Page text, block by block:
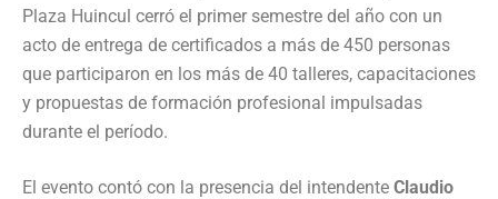
Plaza Huincul cerró el primer semestre del año con un
acto de entrega de certificados a más de 450 personas
que participaron en los más de 40 talleres, capacitaciones
y propuestas de formación profesional impulsadas
durante el período.
El evento contó con la presencia del intendente Claudio